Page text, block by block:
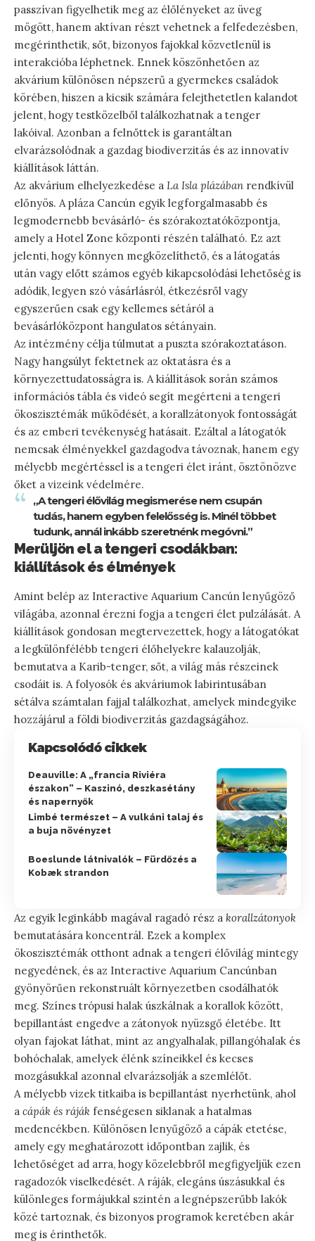
passzívan figyelhetik meg az élőlényeket az üveg
mögött, hanem aktívan részt vehetnek a felfedezésben,
megérinthetik, sőt, bizonyos fajokkal közvetlenül is
interakcióba léphetnek. Ennek köszönhetően az
akvárium különösen népszerű a gyermekes családok
körében, hiszen a kicsik számára felejthetetlen kalandot
jelent, hogy testközelből találkozhatnak a tenger
lakóival. Azonban a felnőttek is garantáltan
elvarázsolódnak a gazdag biodiverzitás és az innovatív
kiállítások láttán.
Az akvárium elhelyezkedése a La Isla plázában rendkívül
előnyös. A pláza Cancún egyik legforgalmasabb és
legmodernebb bevásárló- és szórakoztatóközpontja,
amely a Hotel Zone központi részén található. Ez azt
jelenti, hogy könnyen megközelíthető, és a látogatás
után vagy előtt számos egyéb kikapcsolódási lehetőség is
adódik, legyen szó vásárlásról, étkezésről vagy
egyszerűen csak egy kellemes sétáról a
bevásárlóközpont hangulatos sétányain.
Az intézmény célja túlmutat a puszta szórakoztatáson.
Nagy hangsúlyt fektetnek az oktatásra és a
környezettudatosságra is. A kiállítások során számos
információs tábla és videó segít megérteni a tengeri
ökoszisztémák működését, a korallzátonyok fontosságát
és az emberi tevékenység hatásait. Ezáltal a látogatók
nemcsak élményekkel gazdagodva távoznak, hanem egy
mélyebb megértéssel is a tengeri élet iránt, ösztönözve
őket a vizeink védelmére.
„A tengeri élővilág megismerése nem csupán
tudás, hanem egyben felelősség is. Minél többet
tudunk, annál inkább szeretnénk megóvni.”
Merüljön el a tengeri csodákban:
kiállítások és élmények
Amint belép az Interactive Aquarium Cancún lenyűgöző
világába, azonnal érezni fogja a tengeri élet pulzálását. A
kiállítások gondosan megtervezettek, hogy a látogatókat
a legkülönfélébb tengeri élőhelyekre kalauzolják,
bemutatva a Karib-tenger, sőt, a világ más részeinek
csodáit is. A folyosók és akváriumok labirintusában
sétálva számtalan fajjal találkozhat, amelyek mindegyike
hozzájárul a földi biodiverzitás gazdagságához.
Kapcsolódó cikkek
Deauville: A „francia Riviéra
északon” – Kaszinó, deszkasétány
és napernyők
Limbé természet – A vulkáni talaj és
a buja növényzet
Boeslunde látnivalók – Fürdőzés a
Kobæk strandon
Az egyik leginkább magával ragadó rész a korallzátonyok
bemutatására koncentrál. Ezek a komplex
ökoszisztémák otthont adnak a tengeri élővilág mintegy
negyedének, és az Interactive Aquarium Cancúnban
gyönyörűen rekonstruált környezetben csodálhatók
meg. Színes trópusi halak úszkálnak a korallok között,
bepillantást engedve a zátonyok nyüzsgő életébe. Itt
olyan fajokat láthat, mint az angyalhalak, pillangóhalak és
bohóchalak, amelyek élénk színeikkel és kecses
mozgásukkal azonnal elvarázsolják a szemlélőt.
A mélyebb vizek titkaiba is bepillantást nyerhetünk, ahol
a cápák és ráják fenségesen siklanak a hatalmas
medencékben. Különösen lenyűgöző a cápák etetése,
amely egy meghatározott időpontban zajlik, és
lehetőséget ad arra, hogy közelebbről megfigyeljük ezen
ragadozók viselkedését. A ráják, elegáns úszásukkal és
különleges formájukkal szintén a legnépszerűbb lakók
közé tartoznak, és bizonyos programok keretében akár
meg is érinthetők.